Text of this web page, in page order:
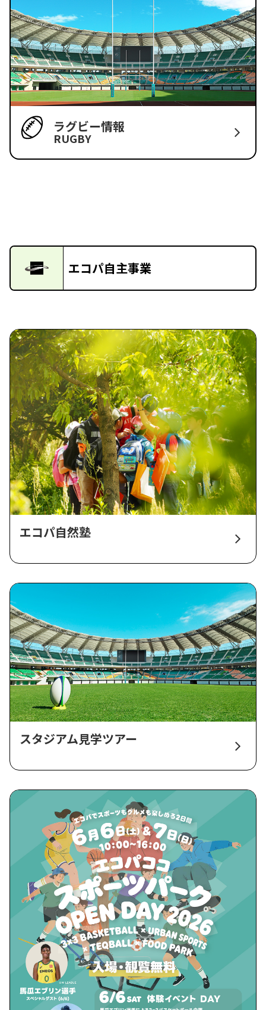
ラグビー情報
RUGBY
エコパ自主事業
エコパ自然塾
スタジアム見学ツアー